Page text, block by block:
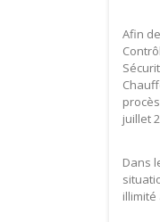
Afin
juillet
Dans
illimité